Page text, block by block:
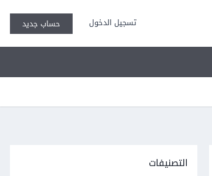
تسجيل الدخول حساب جديد
التصنيفات